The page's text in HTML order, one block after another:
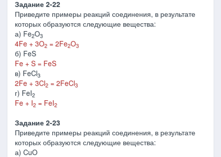
Задание 2-22
Приведите примеры реакций соединения, в результате
которых образуются следующие вещества:
а) Fe2O3
4Fe + 3O2 = 2Fe2O3
б) FeS
Fe + S = FeS
в) FeCl3
2Fe + 3Cl2 = 2FeCl3
г) FeI2
Fe + I2 = FeI2
Задание 2-23
Приведите примеры реакций соединения, в результате
которых образуются следующие вещества:
а) CuO